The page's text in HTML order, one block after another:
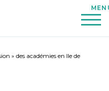
» des académies en Ile de